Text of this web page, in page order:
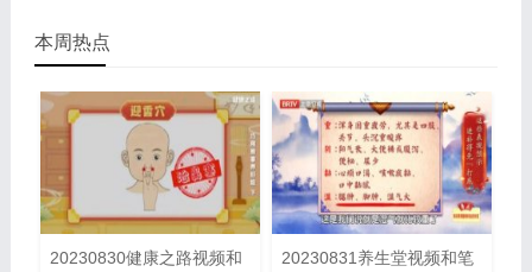
本周热点
20230830健康之路视频和
20230831养生堂视频和笔